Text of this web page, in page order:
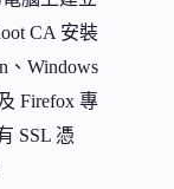
CA 安裝
、Windows
Firefox 專
SSL 憑